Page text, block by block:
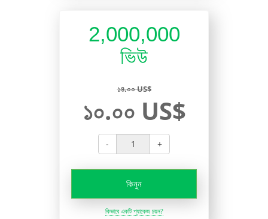
2,000,000
ভিউ
১৪.০০ US$
১০.০০ US$
- +
কিনুন
কিভাবে একটি প্যাকেজ চয়ন?